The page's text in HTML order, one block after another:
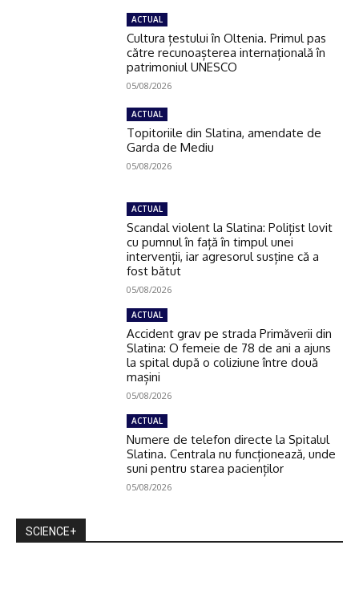
ACTUAL
Cultura țestului în Oltenia. Primul pas
către recunoașterea internațională în
patrimoniul UNESCO
05/08/2026
ACTUAL
Topitoriile din Slatina, amendate de
Garda de Mediu
05/08/2026
ACTUAL
Scandal violent la Slatina: Polițist lovit
cu pumnul în față în timpul unei
intervenții, iar agresorul susține că a
fost bătut
05/08/2026
ACTUAL
Accident grav pe strada Primăverii din
Slatina: O femeie de 78 de ani a ajuns
la spital după o coliziune între două
mașini
05/08/2026
ACTUAL
Numere de telefon directe la Spitalul
Slatina. Centrala nu funcționează, unde
suni pentru starea pacienților
05/08/2026
SCIENCE+